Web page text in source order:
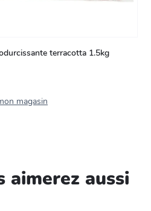
terracotta 1.5kg
magasin
aimerez aussi